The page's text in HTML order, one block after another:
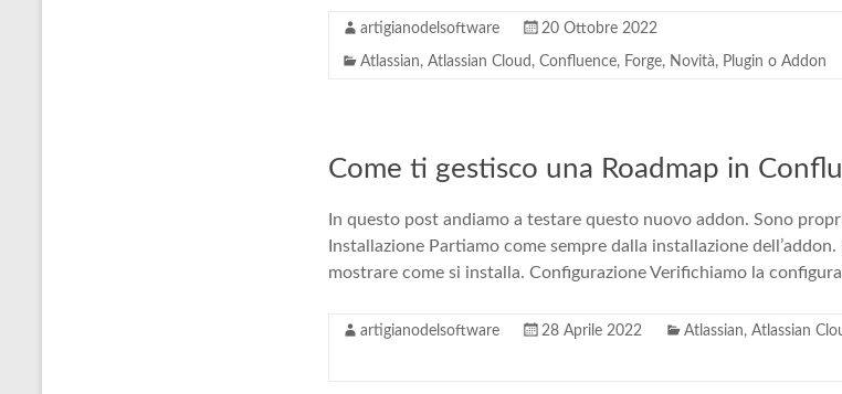
artigianodelsoftware 20 Ottobre 2022
Atlassian, Atlassian Cloud , Confluence, Forge, Novità, Plugin o Addon
Come ti gestisco una Roadmap in
In questo post andiamo a testare questo nuovo addon. Sono
Installazione Partiamo come sempre dalla installazione
mostrare come si installa. Configurazione Verifichiamo la
artigianodelsoftware 28 Aprile 2022 Atlassian, Atlassian